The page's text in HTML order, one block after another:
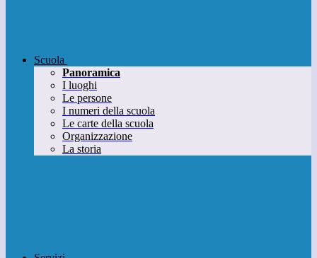
Scuola
Panoramica
I luoghi
Le persone
I numeri della scuola
Le carte della scuola
Organizzazione
La storia